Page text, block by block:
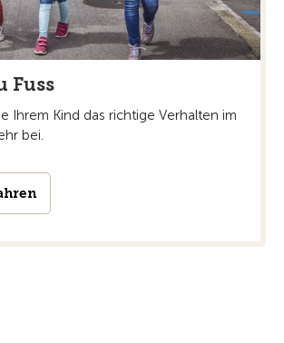
Fuss
Ihrem Kind das richtige Verhalten im
bei.